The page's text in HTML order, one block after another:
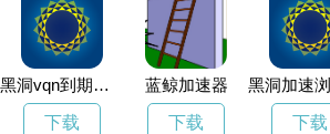
黑洞vqn到期了怎么延长
下载
蓝鲸加速器
下载 下载